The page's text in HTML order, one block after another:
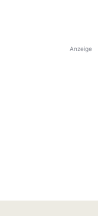
Anzeige